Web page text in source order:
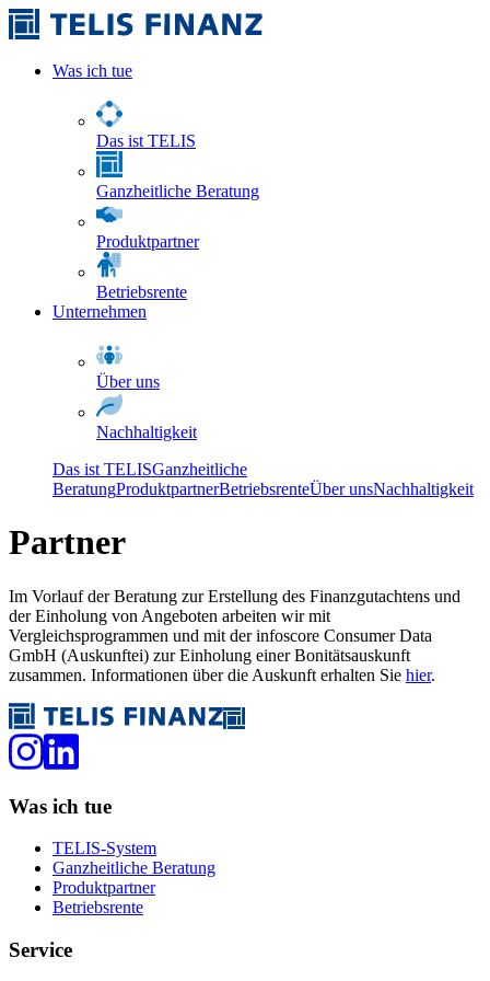
Was ich tue
Das ist TELIS
Ganzheitliche Beratung
Produktpartner
Betriebsrente
Unternehmen
Über uns
Nachhaltigkeit
Das ist TELISGanzheitliche
BeratungProduktpartnerBetriebsrenteÜber unsNachhaltigkeit
Partner
Im Vorlauf der Beratung zur Erstellung des Finanzgutachtens und
der Einholung von Angeboten arbeiten wir mit
Vergleichsprogrammen und mit der infoscore Consumer Data
GmbH (Auskunftei) zur Einholung einer Bonitätsauskunft
zusammen. Informationen über die Auskunft erhalten Sie hier.
Was ich tue
TELIS-System
Ganzheitliche Beratung
Produktpartner
Betriebsrente
Service